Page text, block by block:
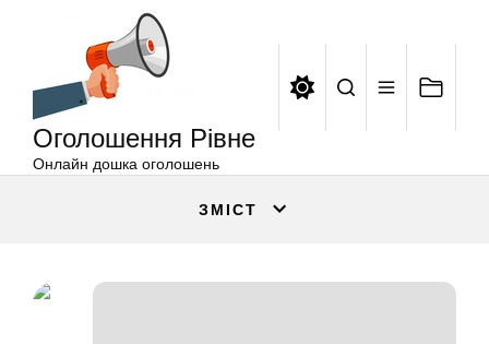
Оголошення Рівне
Онлайн дошка оголошень
ЗМІСТ